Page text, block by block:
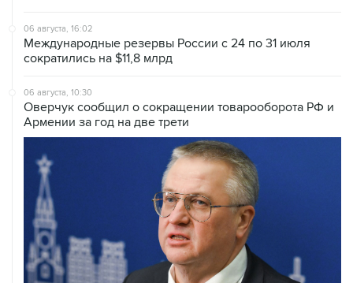
06 августа, 16:02
Международные резервы России с 24 по 31 июля
сократились на $11,8 млрд
06 августа, 10:30
Оверчук сообщил о сокращении товарооборота РФ и
Армении за год на две трети